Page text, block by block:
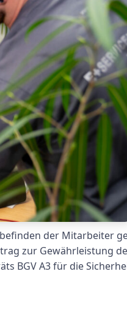
der Mitarbeiter
zur Gewährleistung
BGV A3 für die